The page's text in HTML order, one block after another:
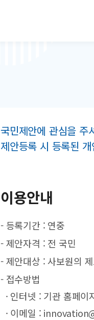
국민제안에 관심을 주
제안등록 시 등록된
이용안내
- 등록기간 : 연중
- 제안자격 : 전 국민
- 제안대상 : 사보원의
- 접수방법
· 인터넷 : 기관 홈페
· 이메일 :